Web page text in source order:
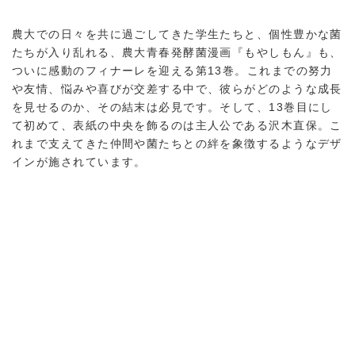
農大での日々を共に過ごしてきた学生たちと、個性豊かな菌
たちが入り乱れる、農大青春発酵菌漫画『もやしもん』も、
ついに感動のフィナーレを迎える第13巻。これまでの努力
や友情、悩みや喜びが交差する中で、彼らがどのような成長
を見せるのか、その結末は必見です。そして、13巻目にし
て初めて、表紙の中央を飾るのは主人公である沢木直保。こ
れまで支えてきた仲間や菌たちとの絆を象徴するようなデザ
インが施されています。